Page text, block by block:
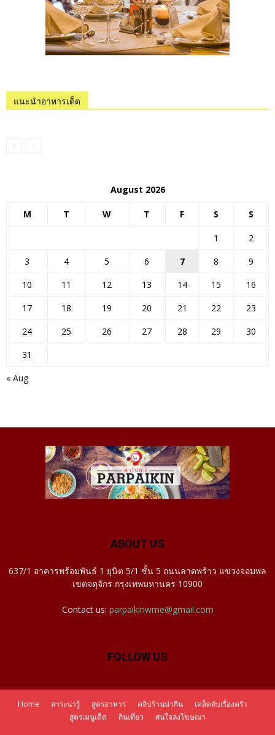
แนะนำอาหารเด็ด
August 2026
M T W T F S S
« Aug
1
2
3
4 5 6 7 8
9
10
11 12 13 14 15
16
17
18 19 20 21 22
23
24
25 26 27 28 29
30
31
ABOUT US
637/1 อาคารพร้อมพันธ์ 1 ยุนิต 5/1 ชั้น 5 ถนนลาดพร้าว แขวงจอมพล
เขตจตุจักร กรุงเทพมหานคร 10900
Contact us: parpaikinwme@gmail.com
FOLLOW US
Home สาระน่ารู้ สูตรอาหาร คลิปร้านน่ากิน
เคล็ดลับเรื่องครัว
สูตรเมนูเด็ด
กินเที่ยว สนใจลงโฆษณา